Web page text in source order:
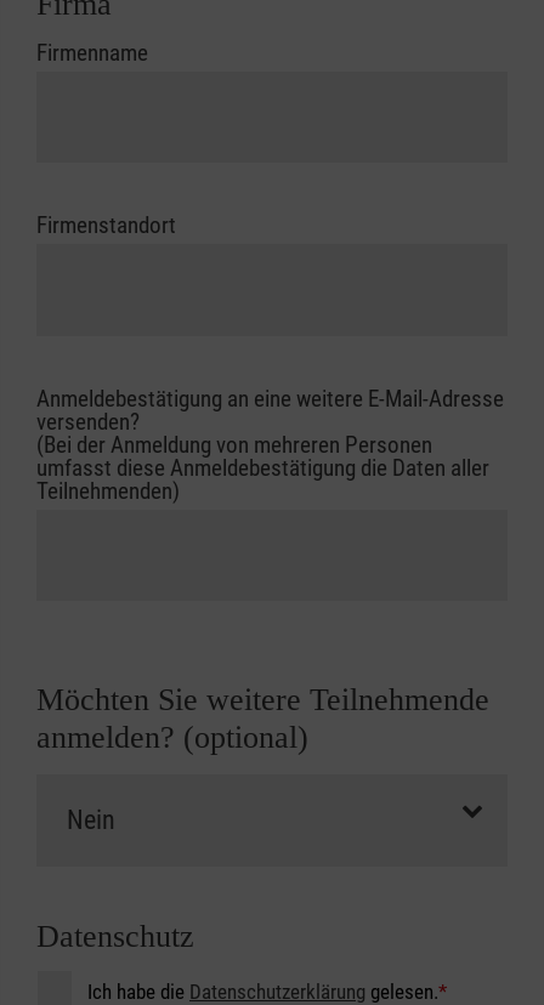
Firmenname
Firmenstandort
Anmeldebestätigung an eine weitere E-Mail-Adresse
versenden?
(Bei der Anmeldung von mehreren Personen
umfasst diese Anmeldebestätigung die Daten aller
Teilnehmenden)
Möchten Sie weitere Teilnehmende
anmelden? (optional)
Datenschutz
Ich habe die Datenschutzerklärung gelesen.*